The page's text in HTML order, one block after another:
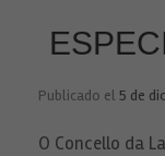
Publicado el 5 de
O Concello da